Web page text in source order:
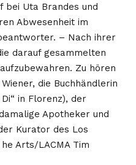
bei Uta Brandes und
Abwesenheit im
– Nach ihrer
darauf gesammelten
Zu hören
die Buchhändlerin
in Florenz), der
Apotheker und
Kurator des Los
Arts/LACMA Tim